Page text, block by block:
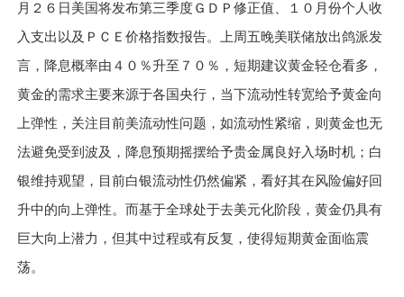
月 ２６ 日美国将发布第三季度ＧＤＰ修正值、 １０ 月份个人收
入支出以及 ＰＣＥ价格指数报告。上周五晚美联储放出鸽派发
言，降息概率由 ４０％升至 ７０％ ，短期建议黄金轻仓看多，
黄金的需求主要来源于各国央行，当下流动性转宽给予黄金向
上弹性，关注目前美流动性问题，如流动性紧缩，则黄金也无
法避免受到波及，降息预期摇摆给予贵金属良好入场时机；白
银维持观望，目前白银流动性仍然偏紧，看好其在风险偏好回
升中的向上弹性。而基于全球处于去美元化阶段，黄金仍具有
巨大向上潜力，但其中过程或有反复，使得短期黄金面临震
荡。